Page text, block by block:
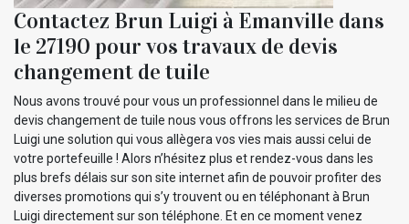
Contactez Brun Luigi à Emanville dans
le 27190 pour vos travaux de devis
changement de tuile
Nous avons trouvé pour vous un professionnel dans le milieu de
devis changement de tuile nous vous offrons les services de Brun
Luigi une solution qui vous allègera vos vies mais aussi celui de
votre portefeuille ! Alors n’hésitez plus et rendez-vous dans les
plus brefs délais sur son site internet afin de pouvoir profiter des
diverses promotions qui s’y trouvent ou en téléphonant à Brun
Luigi directement sur son téléphone. Et en ce moment venez